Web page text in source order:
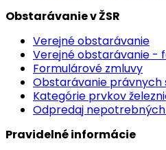
Obstarávanie v ŽSR
Verejné obstarávanie
Verejné obstarávanie -
Formulárové zmluvy
Obstarávanie právnych
Kategórie prvkov
Odpredaj
Pravidelné informácie